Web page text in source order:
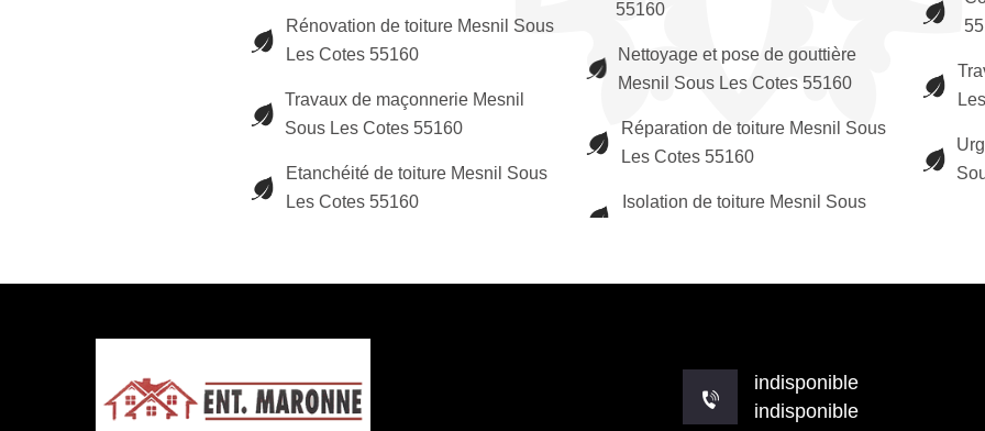
Rénovation de toiture Mesnil Sous
Les Cotes 55160
Travaux de maçonnerie Mesnil
Sous Les Cotes 55160
Etanchéité de toiture Mesnil Sous
Les Cotes 55160
55160
Nettoyage et pose de gouttière
Mesnil Sous Les Cotes 55160
Réparation de toiture Mesnil Sous
Les Cotes 55160
Isolation de toiture Mesnil Sous
indisponible
indisponible